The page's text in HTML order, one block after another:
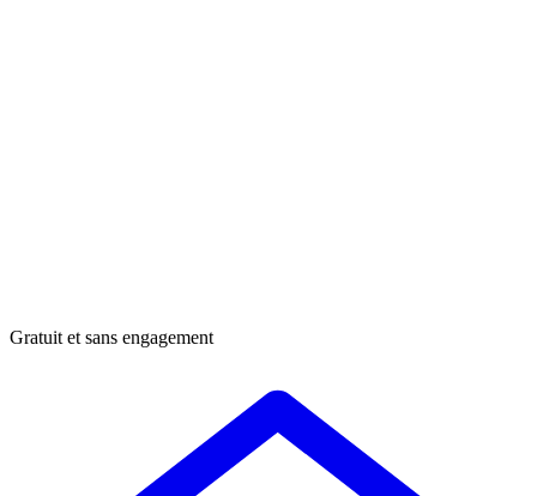
Gratuit et sans engagement